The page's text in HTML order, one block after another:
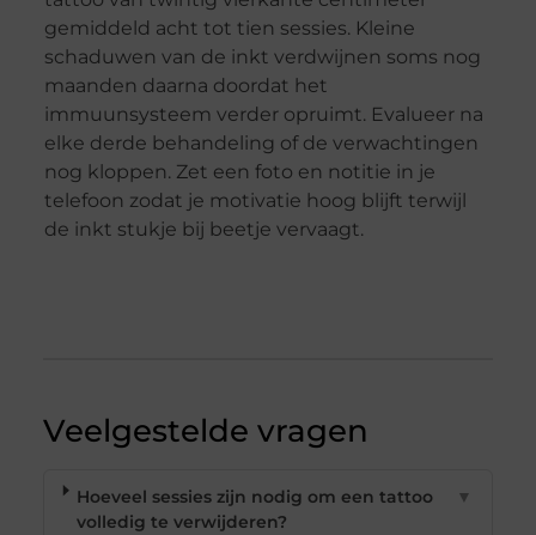
gemiddeld acht tot tien sessies. Kleine
schaduwen van de inkt verdwijnen soms nog
maanden daarna doordat het
immuunsysteem verder opruimt. Evalueer na
elke derde behandeling of de verwachtingen
nog kloppen. Zet een foto en notitie in je
telefoon zodat je motivatie hoog blijft terwijl
de inkt stukje bij beetje vervaagt.
Veelgestelde vragen
Hoeveel sessies zijn nodig om een tattoo
volledig te verwijderen?
▼